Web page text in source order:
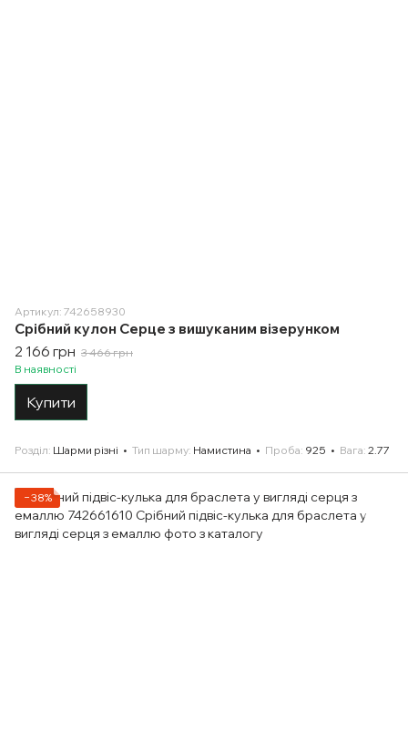
Артикул: 742658930
Срібний кулон Серце з вишуканим візерунком
2 166 грн 3 466 грн
В наявності
Купити
Розділ Шарми різні Тип шарму Намистина Проба 925 Вага 2.77
−38%